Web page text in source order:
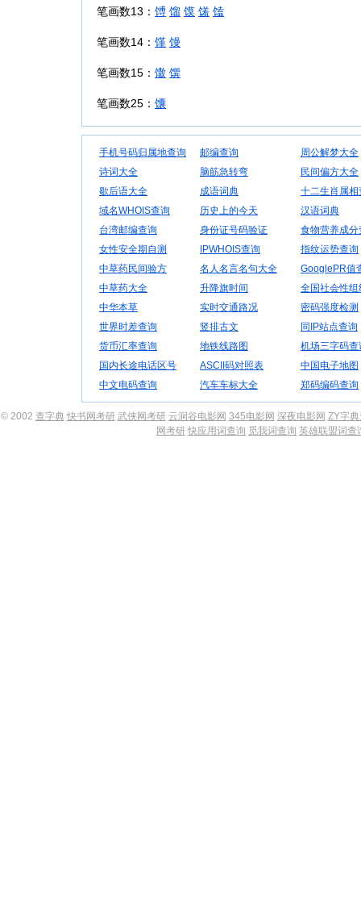
笔画数13： 馎 馏 馍 馐 馌
笔画数14： 馑 馒
笔画数15： 馓 馔
笔画数25： 馕
手机号码归属地查询 邮编查询
周公解梦大全
诗词大全
脑筋急转弯
民间偏方大全
歇后语大全
成语词典
十二生肖属相
域名WHOIS查询
历史上的今天
汉语词典
台湾邮编查询
身份证号码验证
食物营养成分
女性安全期自测
IPWHOIS查询
指纹运势查询
中草药民间验方
名人名言名句大全
GooglePR值
中草药大全
升降旗时间
全国社会性组
中华本草
实时交通路况
密码强度检测
世界时差查询
竖排古文
同IP站点查询
货币汇率查询
地铁线路图
机场三字码查
国内长途电话区号
ASCII码对照表
中国电子地图
中文电码查询
汽车车标大全 郑码编码查询
© 2002 查字典 快书网考研 武侠网考研 云洞谷电影网 345电影网 深夜电影网 ZY字
网考研 快应用词查询 觅我词查询 英雄联盟词查